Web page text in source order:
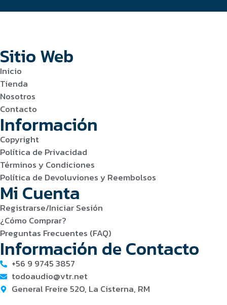
Sitio Web
Inicio
Tienda
Nosotros
Contacto
Información
Copyright
Política de Privacidad
Términos y Condiciones
Política de Devoluviones y Reembolsos
Mi Cuenta
Registrarse/Iniciar Sesión
¿Cómo Comprar?
Preguntas Frecuentes (FAQ)
Información de Contacto
+56 9 9745 3857
todoaudio@vtr.net
General Freire 520, La Cisterna, RM